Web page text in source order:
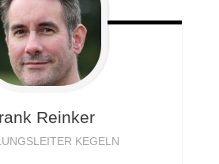
Reinker
KEGELN